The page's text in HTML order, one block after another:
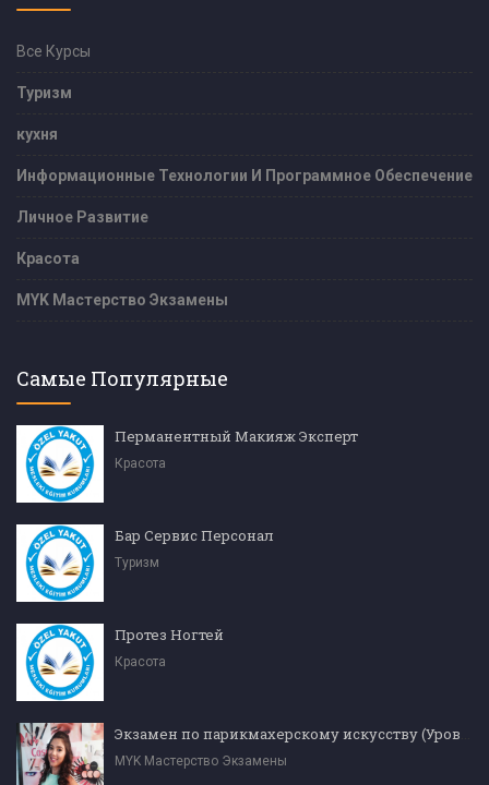
Все Курсы
Туризм
кухня
Информационные Технологии И Программное Обеспечение
Личное Развитие
Красота
MYK Мастерство Экзамены
Самые Популярные
Перманентный Макияж Эксперт
Красота
Бар Сервис Персонал
Туризм
Протез Ногтей
Красота
MYK Мастерство Экзамены